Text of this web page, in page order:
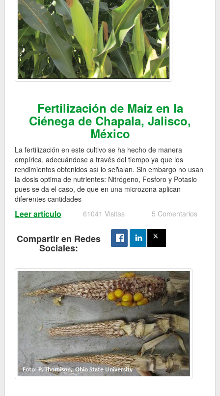
Fertilización de Maíz en la
Ciénega de Chapala, Jalisco,
México
La fertilización en este cultivo se ha hecho de manera
empírica, adecuándose a través del tiempo ya que los
rendimientos obtenidos así lo señalan. Sin embargo no usan
la dosis optima de nutrientes: Nitrógeno, Fosforo y Potasio
pues se da el caso, de que en una microzona aplican
diferentes cantidades
Leer artículo 61041 Visitas 5 Comentarios
Compartir en Redes
Sociales: